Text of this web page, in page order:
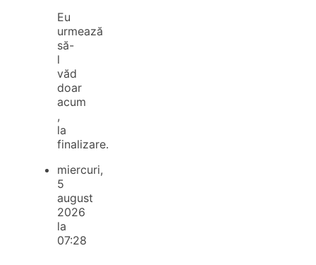
Eu
urmează
să-
l
văd
doar
acum
,
la
finalizare.
miercuri,
5
august
2026
la
07:28